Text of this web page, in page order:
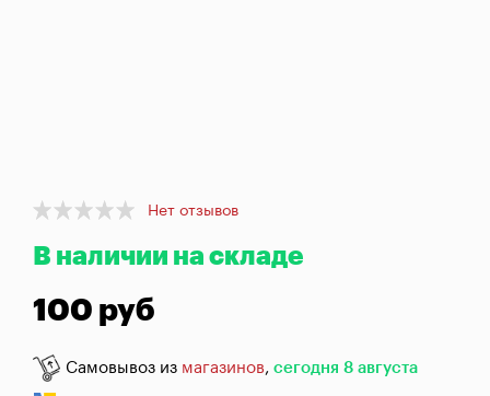
Коптильни
магазинов
заказ
Item
of
Нет отзывов
В наличии на складе
100 руб
Самовывоз из магазинов, сегодня 8 августа